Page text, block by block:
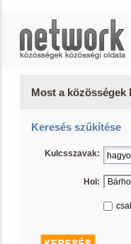
Most a
Keresés szűkítése
Kulcsszavak:
Hol: